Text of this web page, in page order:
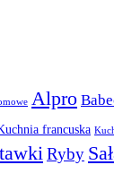
Alpro
francuska
Ryby